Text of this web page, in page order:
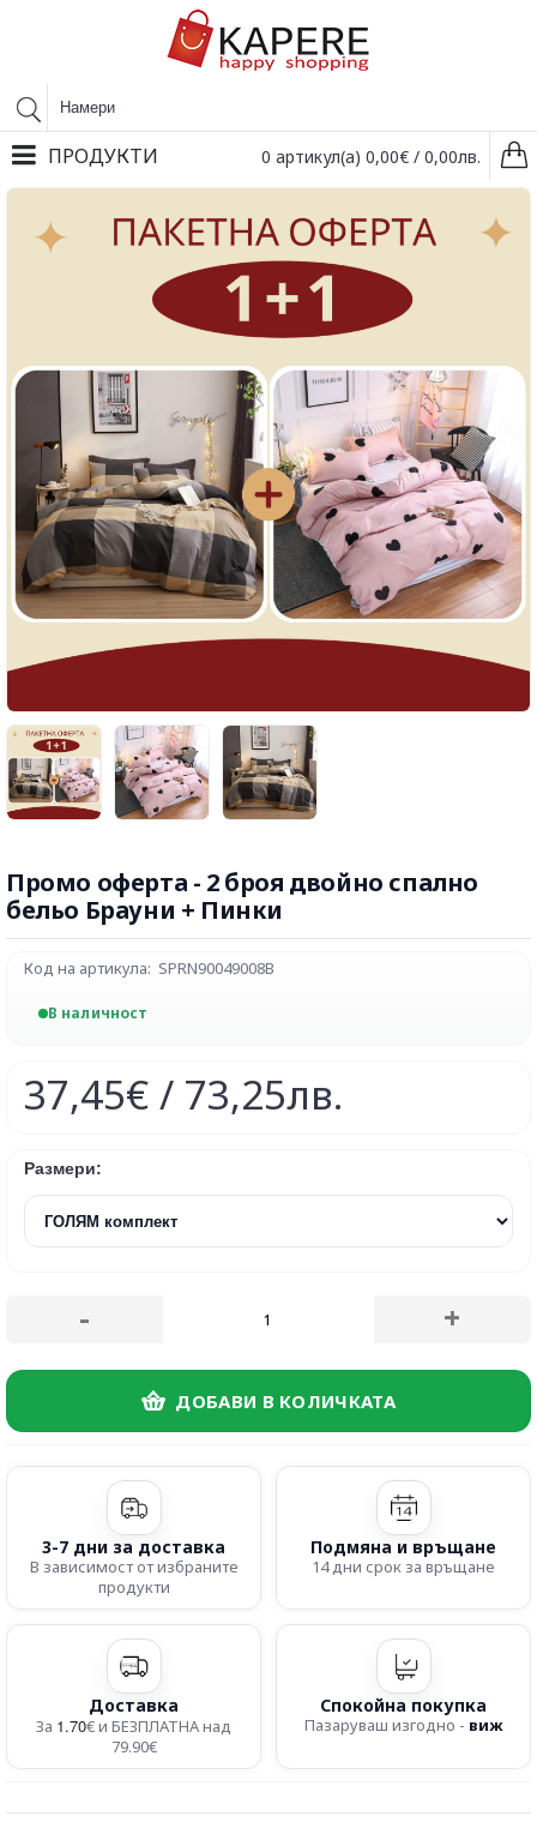
0 артикул(а) 0,00€ / 0,00лв.
ПРОДУКТИ
Промо оферта - 2 броя двойно спално
бельо Брауни + Пинки
Код на артикула: SPRN90049008B
В наличност
37,45€ / 73,25лв.
Размери:
- +
ДОБАВИ В КОЛИЧКАТА
3-7 дни за доставка
В зависимост от избраните
продукти
Подмяна и връщане
14 дни срок за връщане
Доставка
За 1.70€ и БЕЗПЛАТНА над
79.90€
Спокойна покупка
Пазаруваш изгодно - виж